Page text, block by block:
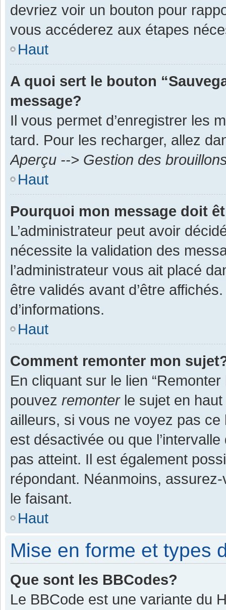
devriez voir un bouton pour
vous accéderez aux étapes
Haut
A quoi sert le bouton
message?
Il vous permet d’enregistrer les
tard. Pour les recharger, allez
Aperçu --> Gestion des
Haut
Pourquoi mon message doit
L’administrateur peut avoir
nécessite la validation des
l’administrateur vous ait placé
être validés avant d’être
d’informations.
Haut
Comment remonter mon
En cliquant sur le lien
pouvez remonterle sujet en haut
ailleurs, si vous ne voyez pas
est désactivée ou que
pas atteint. Il est également
répondant. Néanmoins,
le faisant.
Haut
Mise en forme et types
Que sont les BBCodes?
Le BBCode est une variante du